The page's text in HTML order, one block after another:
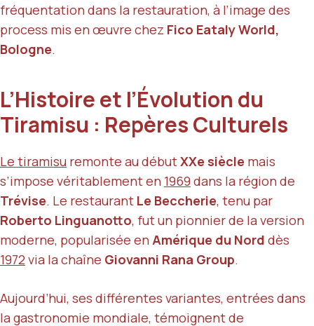
fréquentation dans la restauration, à l’image des
process mis en œuvre chez Fico Eataly World,
Bologne.
L’Histoire et l’Évolution du
Tiramisu : Repères Culturels
Le tiramisu remonte au débutXXe siècle mais
s’impose véritablement en 1969 dans la région de
Trévise. Le restaurant Le Beccherie, tenu par
Roberto Linguanotto, fut un pionnier de la version
moderne, popularisée en Amérique du Nord dès
1972 via la chaîne Giovanni Rana Group.
Aujourd’hui, ses différentes variantes, entrées dans
la gastronomie mondiale, témoignent de